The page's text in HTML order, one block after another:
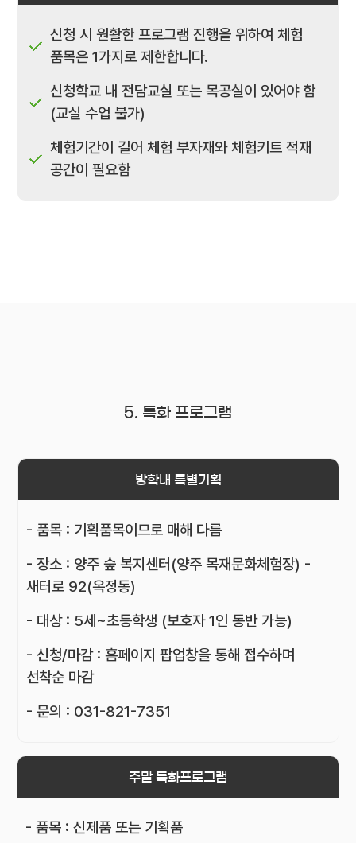
신청 시 원활한 프로그램 진행을 위하여 체험
품목은 1가지로 제한합니다.
신청학교 내 전담교실 또는 목공실이 있어야 함
(교실 수업 불가)
체험기간이 길어 체험 부자재와 체험키트 적재
공간이 필요함
5. 특화 프로그램
방학내 특별기획
- 품목 : 기획품목이므로 매해 다름
- 장소 : 양주 숲 복지센터(양주 목재문화체험장) -
새터로 92(옥정동)
- 대상 : 5세~초등학생 (보호자 1인 동반 가능)
- 신청/마감 : 홈페이지 팝업창을 통해 접수하며
선착순 마감
- 문의 : 031-821-7351
주말 특화프로그램
- 품목 : 신제품 또는 기획품